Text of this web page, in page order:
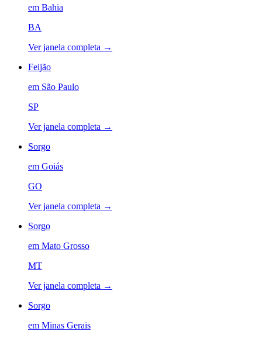
em Bahia
BA
Ver janela completa →
Feijão
em São Paulo
SP
Ver janela completa →
Sorgo
em Goiás
GO
Ver janela completa →
Sorgo
em Mato Grosso
MT
Ver janela completa →
Sorgo
em Minas Gerais